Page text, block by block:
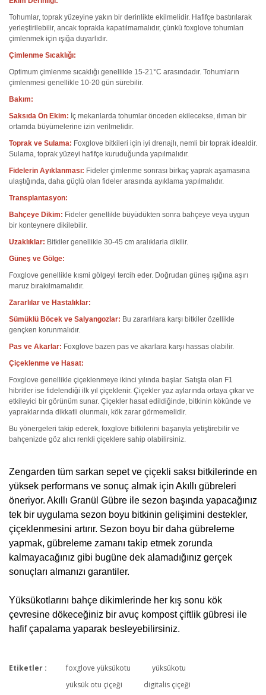
Tohumlar, toprak yüzeyine yakın bir derinlikte ekilmelidir. Hafifçe bastırılarak
yerleştirilebilir, ancak toprakla kapatılmamalıdır, çünkü foxglove tohumları
çimlenmek için ışığa duyarlıdır.
Çimlenme Sıcaklığı:
Optimum çimlenme sıcaklığı genellikle 15-21°C arasındadır. Tohumların
çimlenmesi genellikle 10-20 gün sürebilir.
Bakım:
Saksıda Ön Ekim: İç mekanlarda tohumlar önceden ekilecekse, ılıman bir
ortamda büyümelerine izin verilmelidir.
Toprak ve Sulama: Foxglove bitkileri için iyi drenajlı, nemli bir toprak idealdir.
Sulama, toprak yüzeyi hafifçe kuruduğunda yapılmalıdır.
Fidelerin Ayıklanması: Fideler çimlenme sonrası birkaç yaprak aşamasına
ulaştığında, daha güçlü olan fideler arasında ayıklama yapılmalıdır.
Transplantasyon:
Bahçeye Dikim: Fideler genellikle büyüdükten sonra bahçeye veya uygun
bir konteynere dikilebilir.
Uzaklıklar: Bitkiler genellikle 30-45 cm aralıklarla dikilir.
Güneş ve Gölge:
Foxglove genellikle kısmi gölgeyi tercih eder. Doğrudan güneş ışığına aşırı
maruz bırakılmamalıdır.
Zararlılar ve Hastalıklar:
Sümüklü Böcek ve Salyangozlar: Bu zararlılara karşı bitkiler özellikle
gençken korunmalıdır.
Pas ve Akarlar: Foxglove bazen pas ve akarlara karşı hassas olabilir.
Çiçeklenme ve Hasat:
Foxglove genellikle çiçeklenmeye ikinci yılında başlar. Satışta olan F1
hibritler ise fidelendiği ilk yıl çiçeklenir. Çiçekler yaz aylarında ortaya çıkar ve
etkileyici bir görünüm sunar. Çiçekler hasat edildiğinde, bitkinin kökünde ve
yapraklarında dikkatli olunmalı, kök zarar görmemelidir.
Bu yönergeleri takip ederek, foxglove bitkilerini başarıyla yetiştirebilir ve
bahçenizde göz alıcı renkli çiçeklere sahip olabilirsiniz.
Zengarden tüm sarkan sepet ve çiçekli saksı bitkilerinde en
yüksek performans ve sonuç almak için Akıllı gübreleri
öneriyor. Akıllı Granül Gübre ile sezon başında yapacağınız
tek bir uygulama sezon boyu bitkinin gelişimini destekler,
çiçeklenmesini artırır. Sezon boyu bir daha gübreleme
yapmak, gübreleme zamanı takip etmek zorunda
kalmayacağınız gibi bugüne dek alamadığınız gerçek
sonuçları almanızı garantiler.
Yüksükotlarını bahçe dikimlerinde her kış sonu kök
çevresine dökeceğiniz bir avuç kompost çiftlik gübresi ile
hafif çapalama yaparak besleyebilirsiniz.
Bu ürüne ilk yorumu siz yapın!
Etiketler : foxglove yüksükotu
yüksükotu
yüksük otu çiçeği
digitalis çiçeği